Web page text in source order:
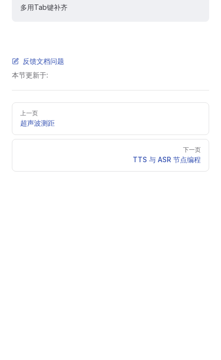
多用Tab键补齐
反馈文档问题
本节更新于:
Pager上一页
超声波测距
下一页
TTS 与 ASR 节点编程